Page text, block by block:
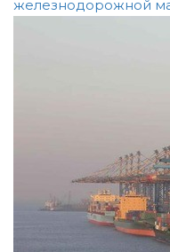
железнодорожной